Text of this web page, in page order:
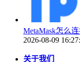
MetaMask怎么
2026-08-09
关于我们